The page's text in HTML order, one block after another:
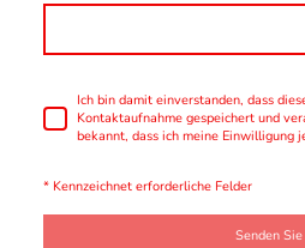
Ich bin damit einverstanden, dass
Kontaktaufnahme gespeichert und
bekannt, dass ich meine Einwilligung
* Kennzeichnet erforderliche Felder
Senden Sie